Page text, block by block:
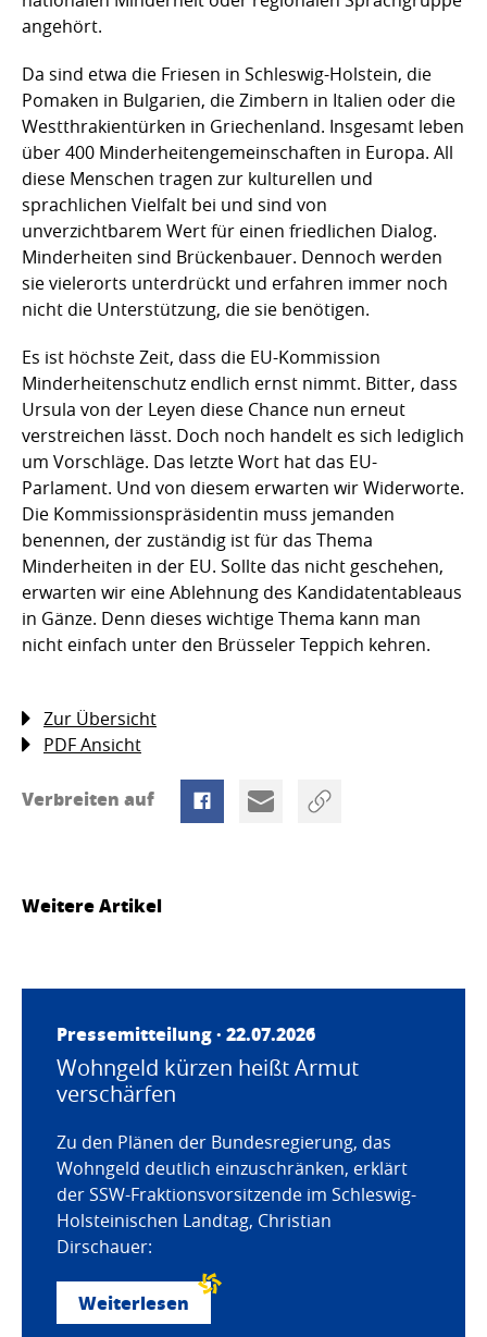
angehört.
Da sind etwa die Friesen in Schleswig-Holstein, die
Pomaken in Bulgarien, die Zimbern in Italien oder die
Westthrakientürken in Griechenland. Insgesamt leben
über 400 Minderheitengemeinschaften in Europa. All
diese Menschen tragen zur kulturellen und
sprachlichen Vielfalt bei und sind von
unverzichtbarem Wert für einen friedlichen Dialog.
Minderheiten sind Brückenbauer. Dennoch werden
sie vielerorts unterdrückt und erfahren immer noch
nicht die Unterstützung, die sie benötigen.
Es ist höchste Zeit, dass die EU-Kommission
Minderheitenschutz endlich ernst nimmt. Bitter, dass
Ursula von der Leyen diese Chance nun erneut
verstreichen lässt. Doch noch handelt es sich lediglich
um Vorschläge. Das letzte Wort hat das EU-
Parlament. Und von diesem erwarten wir Widerworte.
Die Kommissionspräsidentin muss jemanden
benennen, der zuständig ist für das Thema
Minderheiten in der EU. Sollte das nicht geschehen,
erwarten wir eine Ablehnung des Kandidatentableaus
in Gänze. Denn dieses wichtige Thema kann man
nicht einfach unter den Brüsseler Teppich kehren.
Zur Übersicht
PDF Ansicht
Verbreiten auf
Weitere Artikel
Pressemitteilung · 22.07.2026
Wohngeld kürzen heißt Armut
verschärfen
Zu den Plänen der Bundesregierung, das
Wohngeld deutlich einzuschränken, erklärt
der SSW-Fraktionsvorsitzende im Schleswig-
Holsteinischen Landtag, Christian
Dirschauer:
Weiterlesen